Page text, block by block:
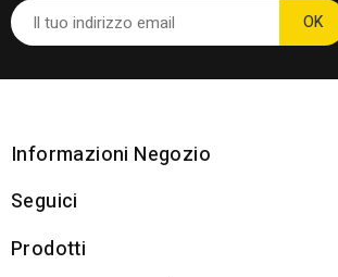
Informazioni Negozio
Seguici
Prodotti